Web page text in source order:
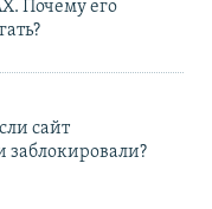
Почему его
сайт